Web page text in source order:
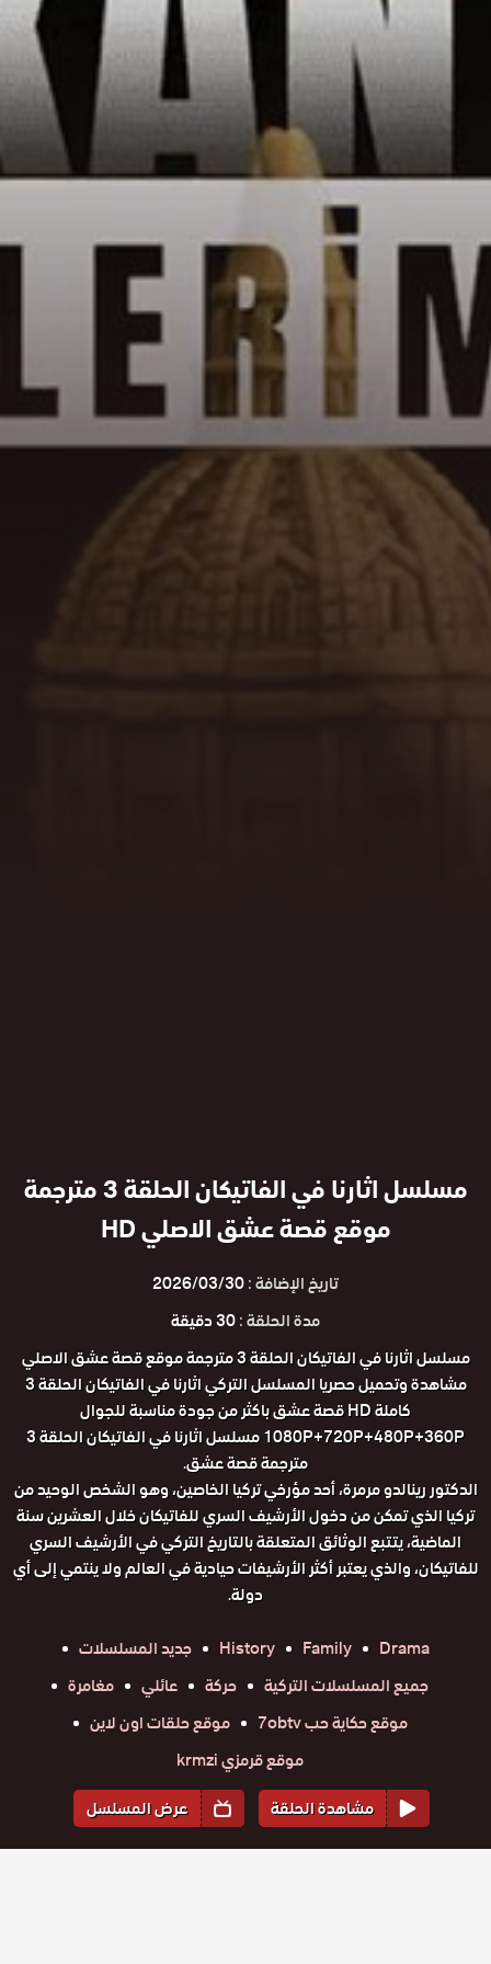
مسلسل اثارنا في الفاتيكان الحلقة 3 مترجمة
موقع قصة عشق الاصلي HD
تاريخ الإضافة :2026/03/30
مدة الحلقة :30 دقيقة
مسلسل اثارنا في الفاتيكان الحلقة 3 مترجمة موقع قصة عشق الاصلي
مشاهدة وتحميل حصريا المسلسل التركي اثارنا في الفاتيكان الحلقة 3
كاملة HD قصة عشق باكثر من جودة مناسبة للجوال
1080P+720P+480P+360P مسلسل اثارنا في الفاتيكان الحلقة 3
مترجمة قصة عشق.
الدكتور رينالدو مرمرة، أحد مؤرخي تركيا الخاصين، وهو الشخص الوحيد من
تركيا الذي تمكن من دخول الأرشيف السري للفاتيكان خلال العشرين سنة
الماضية، يتتبع الوثائق المتعلقة بالتاريخ التركي في الأرشيف السري
للفاتيكان، والذي يعتبر أكثر الأرشيفات حيادية في العالم ولا ينتمي إلى أي
دولة.
Drama
Family
History
جديد المسلسلات
جميع المسلسلات التركية
حركة عائلي
مغامرة
موقع حكاية حب 7obtv
موقع حلقات اون لاين
موقع قرمزي krmzi
مشاهدة الحلقة
عرض المسلسل